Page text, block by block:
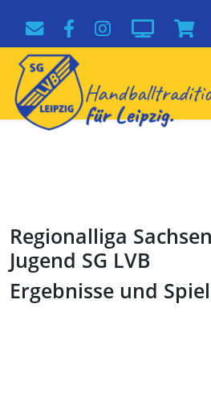
Regionalliga
Jugend SG LVB
Ergebnisse und